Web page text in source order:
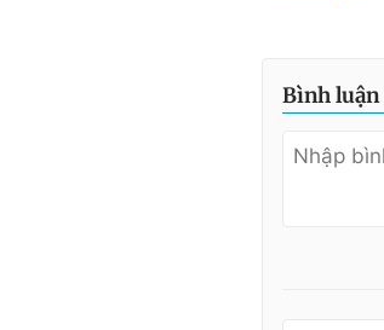
Bình luận